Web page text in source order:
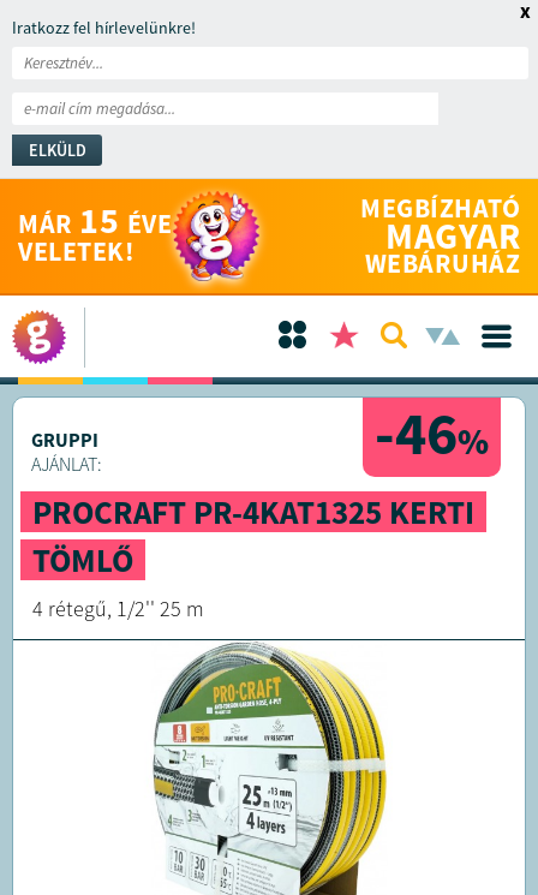
Iratkozz fel hírlevelünkre!
ELKÜLD
x
MÁR 15 ÉVE
VELETEK!
MEGBÍZHATÓ
MAGYAR
WEBÁRUHÁZ
-46%
GRUPPI
AJÁNLAT:
PROCRAFT PR-4KAT1325 KERTI
TÖMLŐ
4 rétegű, 1/2'' 25 m